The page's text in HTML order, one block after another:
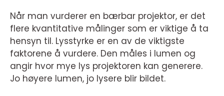
Når man vurderer en bærbar projektor, er det
flere kvantitative målinger som er viktige å ta
hensyn til. Lysstyrke er en av de viktigste
faktorene å vurdere. Den måles i lumen og
angir hvor mye lys projektoren kan generere.
Jo høyere lumen, jo lysere blir bildet.